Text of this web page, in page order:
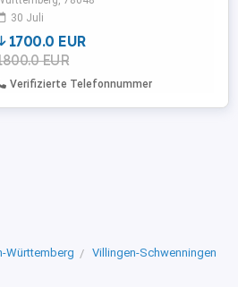
* 1 Hündin in der Farbe Mokka * 1
Maltipoo F1 im asiatischen Stil
Sie sind bereits ...
30 Juli
1700.0 EUR
EUR
Verifizierte Telefonnummer
Württemberg
Villingen-Schwenningen